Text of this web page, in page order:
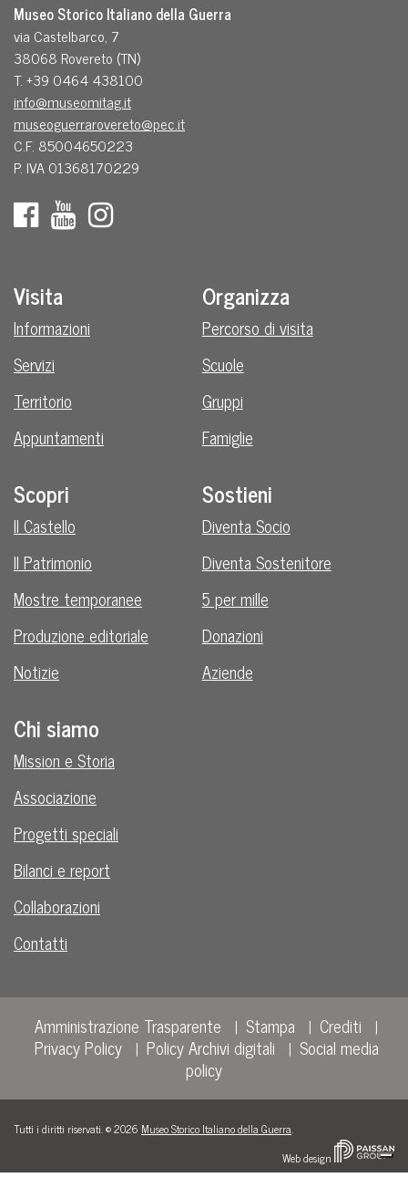
Museo Storico Italiano della Guerra
via Castelbarco, 7
38068 Rovereto (TN)
T. +39 0464 438100
info@museomitag.it
museoguerrarovereto@pec.it
C.F. 85004650223
P. IVA 01368170229
Visita
Informazioni
Servizi
Territorio
Appuntamenti
Organizza
Percorso di visita
Scuole
Gruppi
Famiglie
Scopri
Il Castello
Il Patrimonio
Mostre temporanee
Produzione editoriale
Notizie
Sostieni
Diventa Socio
Diventa Sostenitore
5 per mille
Donazioni
Aziende
Chi siamo
Mission e Storia
Associazione
Progetti speciali
Bilanci e report
Collaborazioni
Contatti
Amministrazione Trasparente Stampa
Crediti
Privacy Policy
Policy Archivi digitali
Social media
policy
Tutti i diritti riservati. © 2026 Museo Storico Italiano della Guerra.
Web design